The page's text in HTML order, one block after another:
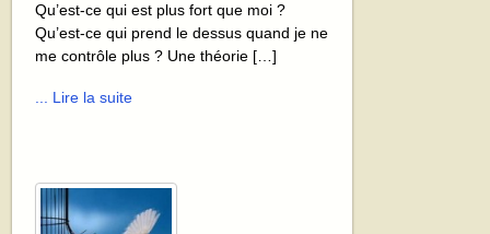
Qu’est-ce qui est plus fort que moi ?
Qu’est-ce qui prend le dessus quand je ne
me contrôle plus ? Une théorie […]
... Lire la suite